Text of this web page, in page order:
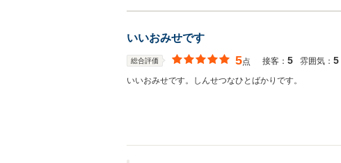
いいおみせです
総合評価 5点 接客： 5 雰囲気： 5
いいおみせです。しんせつなひとばかりです。